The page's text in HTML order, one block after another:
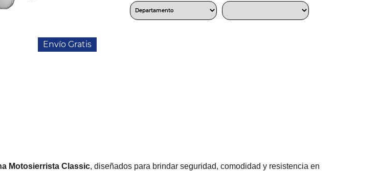
Envío Gratis
Motosierrista Classic, diseñados para brindar seguridad, comodidad y resistencia en